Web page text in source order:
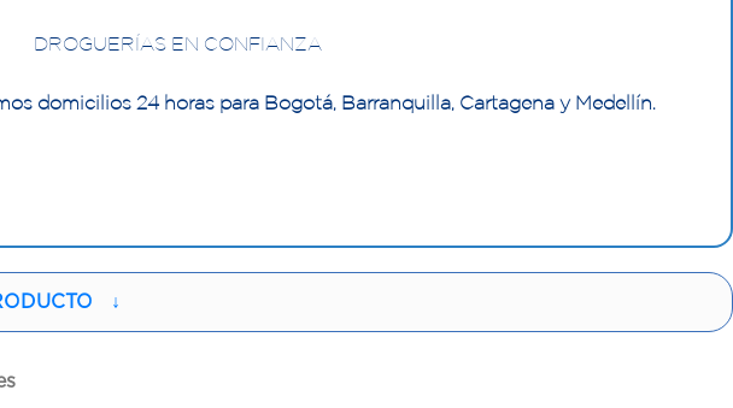
DROGUERÍAS EN CONFIANZA
domicilios 24 horas para Bogotá, Barranquilla, Cartagena y Medellín.
↓